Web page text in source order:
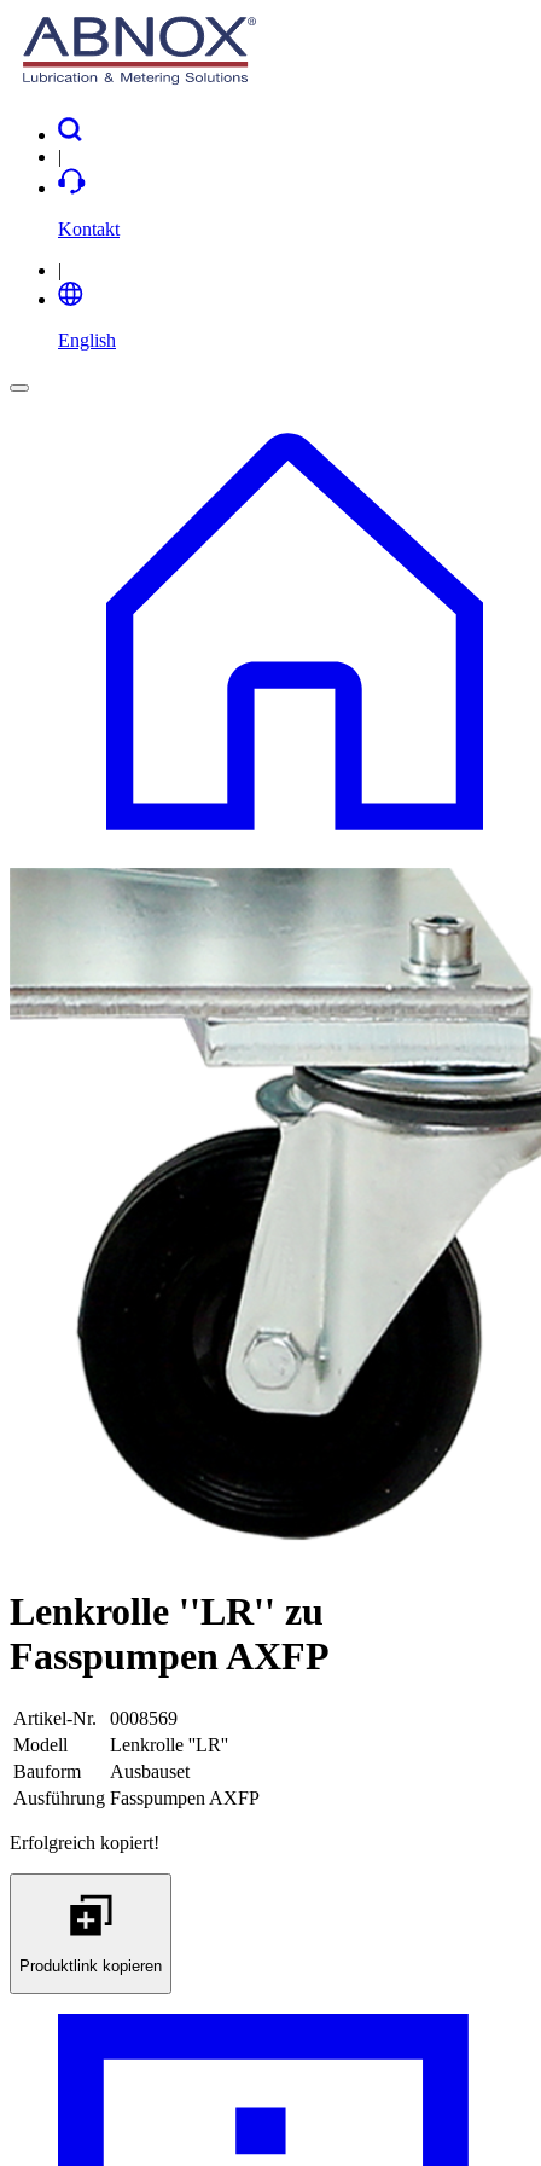
|
Kontakt
|
English
Lenkrolle ''LR'' zu
Fasspumpen AXFP
Artikel-Nr.
0008569
Modell
Lenkrolle ''LR''
Bauform
Ausbauset
Ausführung Fasspumpen AXFP
Erfolgreich kopiert!
Produktlink kopieren